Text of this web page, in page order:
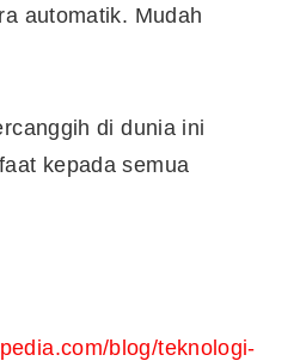
automatik. Mudah
di dunia ini
kepada semua
blog/teknologi-